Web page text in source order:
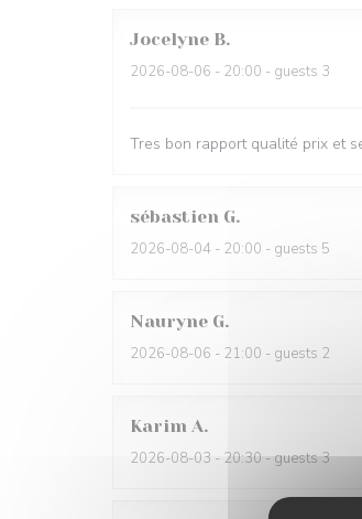
Jocelyne B
2026-08-06 - 20:00 - guests 3
Tres bon rapport qualité prix et
sébastien G
2026-08-04 - 20:00 - guests 5
Nauryne G
2026-08-06 - 21:00 - guests 2
Karim A
2026-08-03 - 20:30 - guests 3